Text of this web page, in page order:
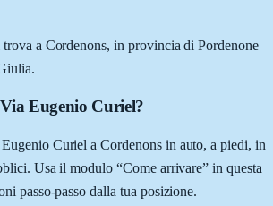
a Cordenons, in provincia di Pordenone
Eugenio Curiel?
Curiel a Cordenons in auto, a piedi, in
Usa il modulo “Come arrivare” in questa
passo-passo dalla tua posizione.